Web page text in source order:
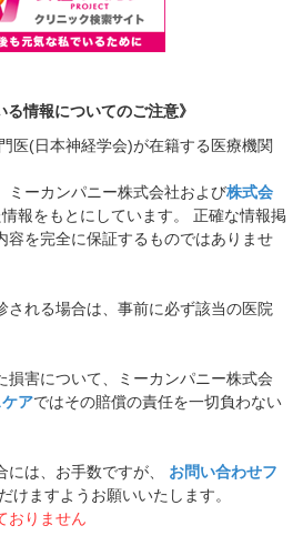
る情報についてのご注意》
医(日本神経学会)が在籍する医療機関
ミーカンパニー株式会社および株式会
報をもとにしています。 正確な情報掲
容を完全に保証するものではありませ
される場合は、事前に必ず該当の医院
損害について、ミーカンパニー株式会
アではその賠償の責任を一切負わない
には、お手数ですが、 お問い合わせフ
けますようお願いいたします。
おりません